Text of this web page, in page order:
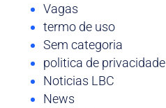
Vagas
termo de uso
Sem categoria
politica de privacidade
Noticias LBC
News